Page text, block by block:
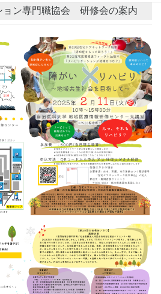
ョン専門職協会 研修会の案内